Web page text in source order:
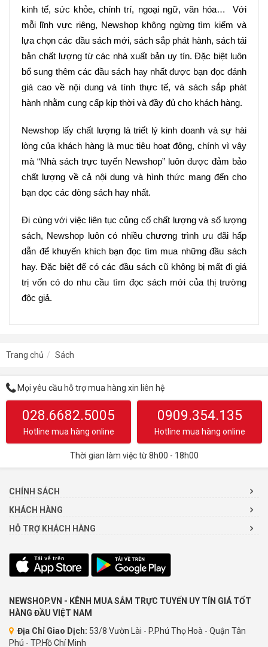
kinh tế, sức khỏe, chính trí, ngoại ngữ, văn hóa…  Với
mỗi lĩnh vực riêng, Newshop không ngừng tìm kiếm và
lựa chọn các đầu sách mới, sách sắp phát hành, sách tái
bản chất lượng từ các nhà xuất bản uy tín. Đặc biệt luôn
bổ sung thêm các đầu sách hay nhất được bạn đọc đánh
giá cao về nội dung và tính thực tế, và sách sắp phát
hành nhằm cung cấp kịp thời và đầy đủ cho khách hàng.
Newshop lấy chất lượng là triết lý kinh doanh và sự hài
lòng của khách hàng là mục tiêu hoạt động, chính vì vậy
mà “Nhà sách trực tuyến Newshop” luôn được đảm bảo
chất lượng về cả nội dung và hình thức mang đến cho
bạn đọc các dòng sách hay nhất.
Đi cùng với việc liên tục củng cố chất lượng và số lượng
sách, Newshop luôn có nhiều chương trình ưu đãi hấp
dẫn để khuyến khích bạn đọc tìm mua những đầu sách
hay. Đặc biệt để có các đầu sách cũ không bị mất đi giá
trị vốn có do nhu cầu tìm đọc sách mới của thị trường
độc giả.
Trang chủ Sách
Mọi yêu cầu hỗ trợ mua hàng xin liên hệ
028.6682.5005
Hotline mua hàng online
0909.354.135
Hotline mua hàng online
Thời gian làm việc từ 8h00 - 18h00
CHÍNH SÁCH
KHÁCH HÀNG
HỖ TRỢ KHÁCH HÀNG
NEWSHOP.VN - KÊNH MUA SẮM TRỰC TUYẾN UY TÍN GIÁ TỐT
HÀNG ĐẦU VIỆT NAM
Địa Chỉ Giao Dịch: 53/8 Vườn Lài - P.Phú Thọ Hoà - Quận Tân
Phú - TP.Hồ Chí Minh